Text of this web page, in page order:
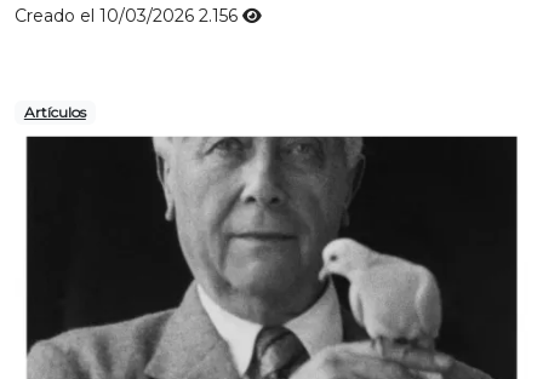
Creado el 10/03/2026 2.156
Artículos